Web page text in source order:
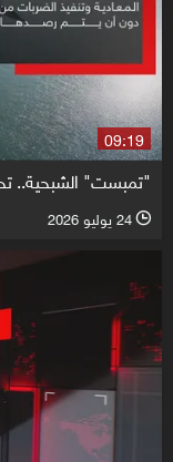
09:19
"تمبست" الشبحية..
l 24 يوليو 2026